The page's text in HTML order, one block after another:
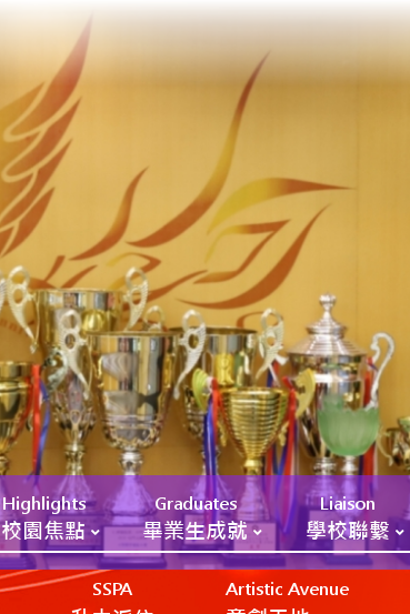
Highlights
校園焦點
Graduates
畢業生成就
Liaison
學校聯繫
SSPA Artistic Avenue